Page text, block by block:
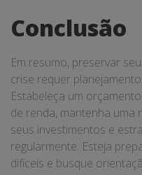
Conclusão
Em resumo, preservar
crise requer
Estabeleça um
de renda, mantenha uma
seus investimentos e
regularmente. Esteja
difíceis e busque